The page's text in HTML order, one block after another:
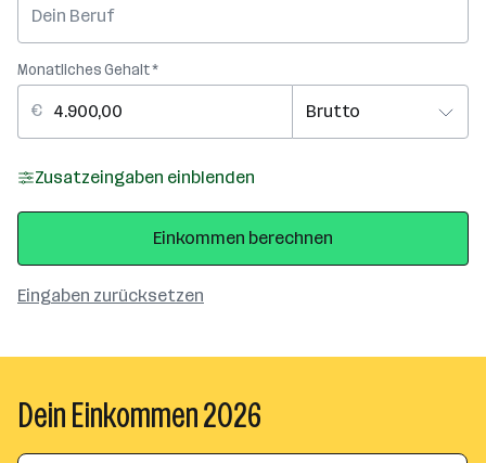
Monatliches Gehalt *
Zusatzeingaben einblenden
Eingaben zurücksetzen
Einkommen berechnen
Dein Einkommen 2026